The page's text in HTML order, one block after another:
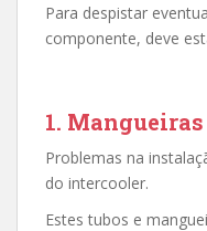
Para despistar
componente, deve
1.
Problemas na
do intercooler.
Estes tubos e